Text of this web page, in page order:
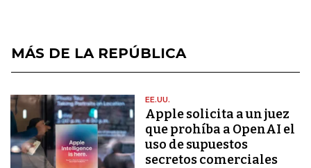
MÁS DE LA REPÚBLICA
EE.UU.
Apple solicita a un juez
que prohíba a OpenAI el
uso de supuestos
secretos comerciales